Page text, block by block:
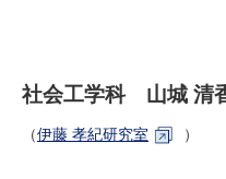
濱田
正村
社会工学科 山城 清
（伊藤 孝紀研究室 ）